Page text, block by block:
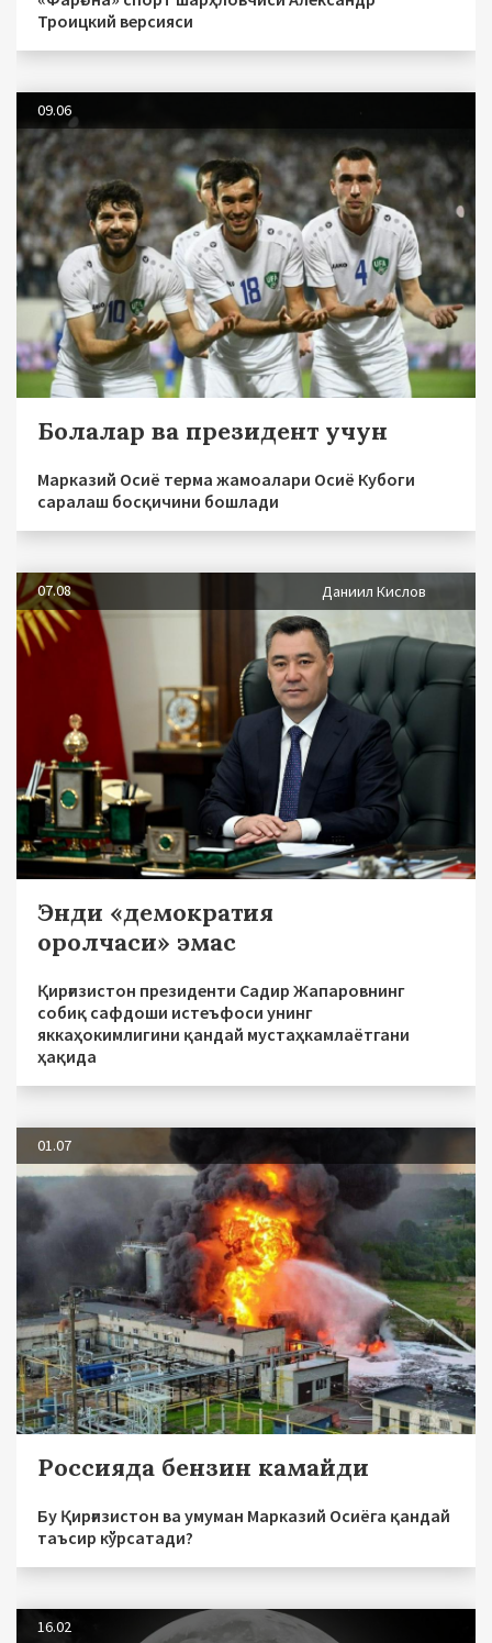
Троицкий версияси
09.06
Болалар ва президент учун
Марказий Осиё терма жамоалари Осиё Кубоги
саралаш босқичини бошлади
07.08 Даниил Кислов
Энди «демократия
оролчаси» эмас
Қирғизистон президенти Садир Жапаровнинг
собиқ сафдоши истеъфоси унинг
яккаҳокимлигини қандай мустаҳкамлаётгани
ҳақида
01.07
Россияда бензин камайди
Бу Қирғизистон ва умуман Марказий Осиёга қандай
таъсир кўрсатади?
16.02